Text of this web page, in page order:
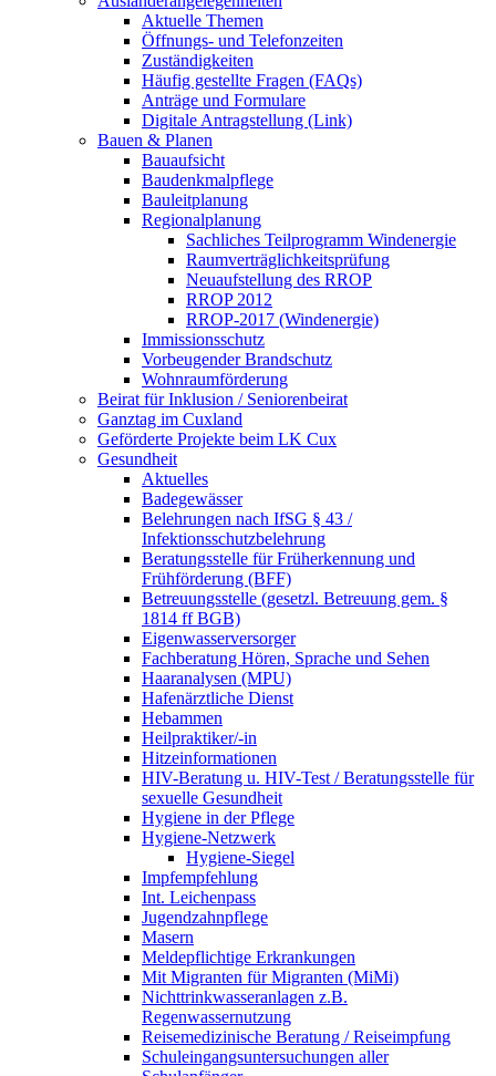
Aktuelle Themen
Öffnungs- und Telefonzeiten
Zuständigkeiten
Häufig gestellte Fragen (FAQs)
Anträge und Formulare
Digitale Antragstellung (Link)
Bauen & Planen
Bauaufsicht
Baudenkmalpflege
Bauleitplanung
Regionalplanung
Sachliches Teilprogramm Windenergie
Raumverträglichkeitsprüfung
Neuaufstellung des RROP
RROP 2012
RROP-2017 (Windenergie)
Immissionsschutz
Vorbeugender Brandschutz
Wohnraumförderung
Beirat für Inklusion / Seniorenbeirat
Ganztag im Cuxland
Geförderte Projekte beim LK Cux
Gesundheit
Aktuelles
Badegewässer
Belehrungen nach IfSG § 43 /
Infektionsschutzbelehrung
Beratungsstelle für Früherkennung und
Frühförderung (BFF)
Betreuungsstelle (gesetzl. Betreuung gem. §
1814 ff BGB)
Eigenwasserversorger
Fachberatung Hören, Sprache und Sehen
Haaranalysen (MPU)
Hafenärztliche Dienst
Hebammen
Heilpraktiker/-in
Hitzeinformationen
HIV-Beratung u. HIV-Test / Beratungsstelle für
sexuelle Gesundheit
Hygiene in der Pflege
Hygiene-Netzwerk
Hygiene-Siegel
Impfempfehlung
Int. Leichenpass
Jugendzahnpflege
Masern
Meldepflichtige Erkrankungen
Mit Migranten für Migranten (MiMi)
Nichttrinkwasseranlagen z.B.
Regenwassernutzung
Reisemedizinische Beratung / Reiseimpfung
Schuleingangsuntersuchungen aller